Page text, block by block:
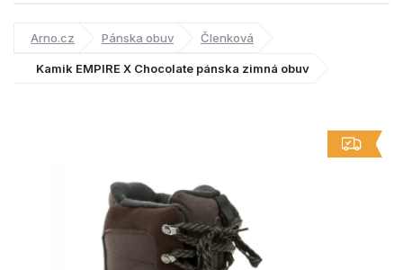
Arno.cz Pánska obuv Členková
Kamik EMPIRE X Chocolate pánska zimná obuv